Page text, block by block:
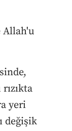
Allah'u
yeri
değişik